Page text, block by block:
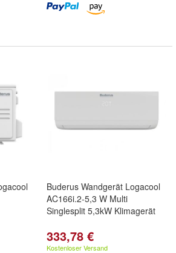
Buderus Wandgerät Logacool
AC166i.2-5,3 W Multi
Singlesplit 5,3kW Klimagerät
333,78 €
Kostenloser Versand